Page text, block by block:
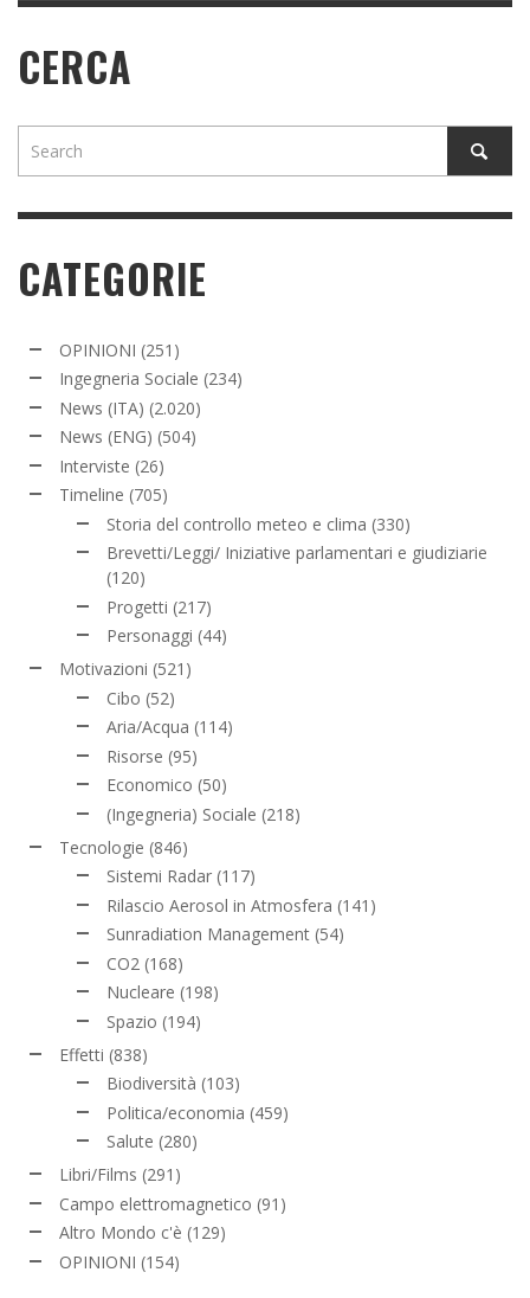
CERCA
CATEGORIE
OPINIONI (251)
Ingegneria Sociale (234)
News (ITA) (2.020)
News (ENG) (504)
Interviste (26)
Timeline (705)
Storia del controllo meteo e clima (330)
Brevetti/Leggi/ Iniziative parlamentari e giudiziarie
(120)
Progetti (217)
Personaggi (44)
Motivazioni (521)
Cibo (52)
Aria/Acqua (114)
Risorse (95)
Economico (50)
(Ingegneria) Sociale (218)
Tecnologie (846)
Sistemi Radar (117)
Rilascio Aerosol in Atmosfera (141)
Sunradiation Management (54)
CO2 (168)
Nucleare (198)
Spazio (194)
Effetti (838)
Biodiversità (103)
Politica/economia (459)
Salute (280)
Libri/Films (291)
Campo elettromagnetico (91)
Altro Mondo c'è (129)
OPINIONI (154)